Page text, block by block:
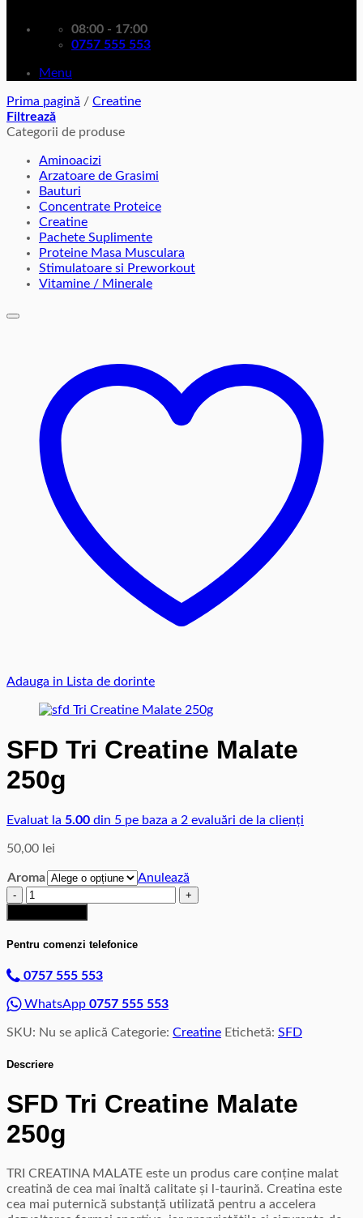
08:00 - 17:00
0757 555 553
Menu
Prima pagină / Creatine
Filtrează
Categorii de produse
Aminoacizi
Arzatoare de Grasimi
Bauturi
Concentrate Proteice
Creatine
Pachete Suplimente
Proteine Masa Musculara
Stimulatoare si Preworkout
Vitamine / Minerale
Adauga in Lista de dorinte
SFD Tri Creatine Malate
250g
Evaluat la 5.00 din 5 pe baza a 2 evaluări de la clienți
50,00 lei
Aroma
Anulează
Cantitate
SFD
Tri
Creatine
250g
Pentru comenzi telefonice
0757 555 553
WhatsApp 0757 555 553
SKU: Nu se aplică Categorie: Creatine Etichetă: SFD
Descriere
SFD Tri Creatine Malate
250g
TRI CREATINA MALATE este un produs care conține malat
creatină de cea mai înaltă calitate și l-taurină. Creatina este
cea mai puternică substanță utilizată pentru a accelera